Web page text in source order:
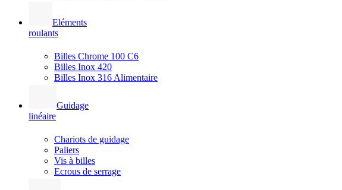
Eléments
roulants
Billes Chrome 100 C6
Billes Inox 420
Billes Inox 316 Alimentaire
Guidage
linéaire
Chariots de guidage
Paliers
Vis à billes
Ecrous de serrage